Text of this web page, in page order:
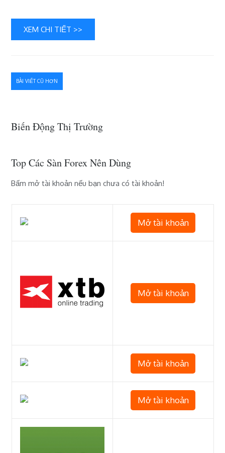
chỉ
XEM CHI TIẾT >>
Điều
bài
BÀI VIẾT CŨ HƠN
Biến Động Thị Trường
Top Các Sàn Forex Nên Dùng
Bấm mở tài khoản nếu bạn chưa có tài khoản!
Mở tài khoản
Mở tài khoản
Mở tài khoản
Mở tài khoản